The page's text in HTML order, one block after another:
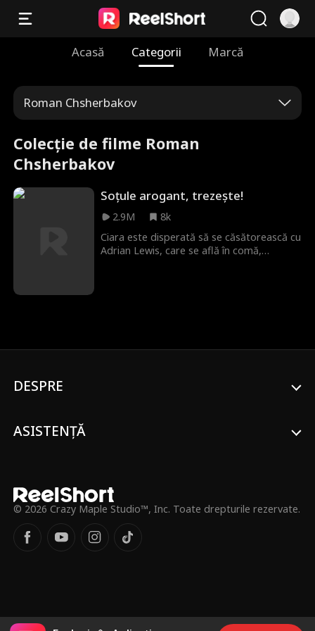
Acasă Categorii Marcă
Roman Chsherbakov
Colecție de filme Roman
Chsherbakov
Soțule arogant, trezește!
2.9M
8k
Ciara este disperată să se căsătorească cu
Adrian Lewis, care se află în comă,
DESPRE
ASISTENȚĂ
© 2026 Crazy Maple Studio™, Inc. Toate drepturile rezervate.